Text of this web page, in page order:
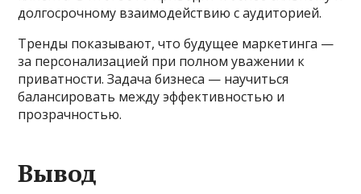
долгосрочному взаимодействию с аудиторией.
Тренды показывают, что будущее маркетинга —
за персонализацией при полном уважении к
приватности. Задача бизнеса — научиться
балансировать между эффективностью и
прозрачностью.
Вывод